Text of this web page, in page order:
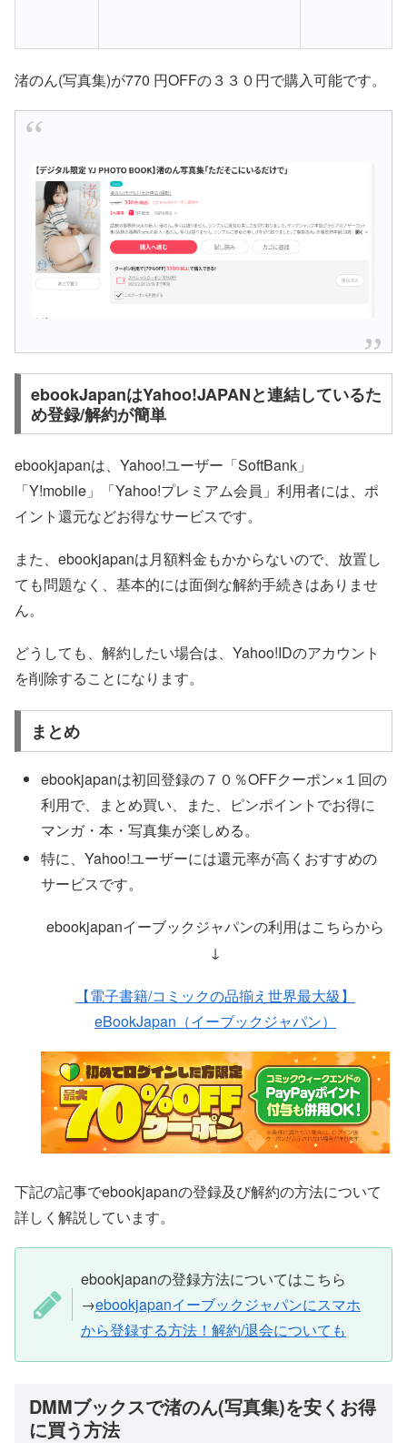
渚のん(写真集)が770 円OFFの３３０円で購入可能です。
ebookJapanはYahoo!JAPANと連結しているた
め登録/解約が簡単
ebookjapanは、Yahoo!ユーザー「SoftBank」
「Y!mobile」「Yahoo!プレミアム会員」利用者には、ポ
イント還元などお得なサービスです。
また、ebookjapanは月額料金もかからないので、放置し
ても問題なく、基本的には面倒な解約手続きはありませ
ん。
どうしても、解約したい場合は、Yahoo!IDのアカウント
を削除することになります。
まとめ
ebookjapanは初回登録の７０％OFFクーポン×１回の
利用で、まとめ買い、また、ピンポイントでお得に
マンガ・本・写真集が楽しめる。
特に、Yahoo!ユーザーには還元率が高くおすすめの
サービスです。
ebookjapanイーブックジャパンの利用はこちらから
↓
【電子書籍/コミックの品揃え世界最大級】
eBookJapan（イーブックジャパン）
下記の記事でebookjapanの登録及び解約の方法について
詳しく解説しています。
ebookjapanの登録方法についてはこちら
→ebookjapanイーブックジャパンにスマホ
から登録する方法！解約/退会についても
DMMブックスで渚のん(写真集)を安くお得
に買う方法